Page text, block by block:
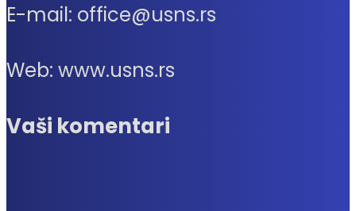
E-mail: office@usns.rs
Web: www.usns.rs
Vaši komentari